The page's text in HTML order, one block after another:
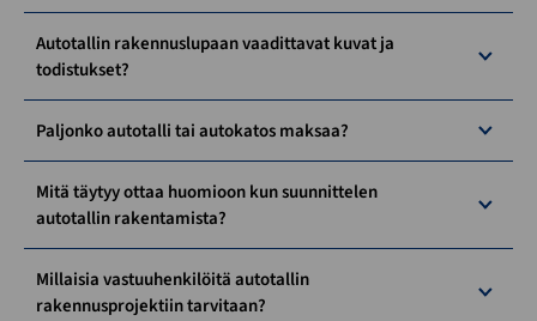
Autotallin rakennuslupaan vaadittavat kuvat ja
todistukset?
Paljonko autotalli tai autokatos maksaa?
Mitä täytyy ottaa huomioon kun suunnittelen
autotallin rakentamista?
Millaisia vastuuhenkilöitä autotallin
rakennusprojektiin tarvitaan?